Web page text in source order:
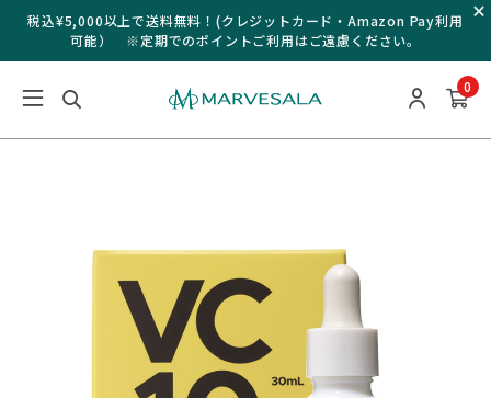
税込¥5,000以上で送料無料！(クレジットカード・Amazon Pay利用
可能） ※定期でのポイントご利用はご遠慮ください。
0